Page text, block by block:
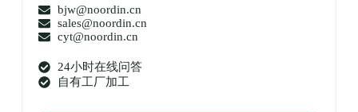
bjw@noordin.cn
sales@noordin.cn
cyt@noordin.cn
24小时在线问答
自有工厂加工